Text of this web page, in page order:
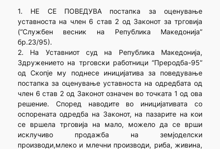
1. НЕ СЕ ПОВЕДУВА постапка за оценување
уставноста на член 6 став 2 од Законот за трговија
(“Службен весник на Република Македонија”
бр.23/95).
2. На Уставниот суд на Република Македонија,
Здружението на трговски работници “Преродба-95”
од Скопје му поднесе иницијатива за поведување
постапка за оценување уставноста на одредбата од
член 6 став 2 од Законот означен во точката 1 од ова
решение. Според наводите во иницијативата со
оспорената одредба на Законот, на пазарите на кои
се вршела трговија на мало, можело да се врши
исклучиво продажба на земјоделски
производи,млеко и млечни производи, риба, живина,